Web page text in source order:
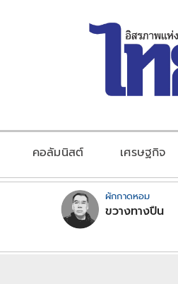
คอลัมนิสต์ เศรษฐกิจ
ผักกาดหอม
ขวางทางปืน